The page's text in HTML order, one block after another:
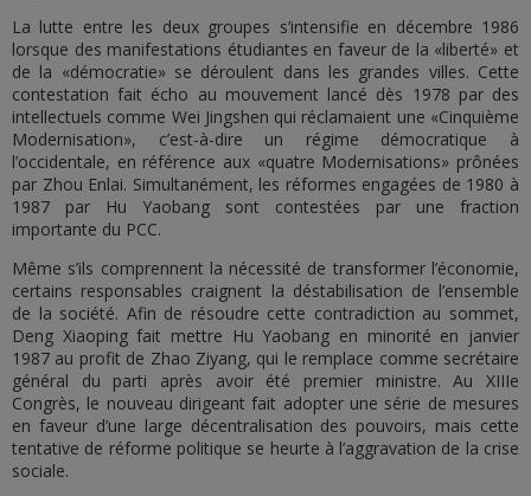
La lutte entre les deux groupes s’intensifie en décembre 1986
lorsque des manifestations étudiantes en faveur de la «liberté» et
de la «démocratie» se déroulent dans les grandes villes. Cette
contestation fait écho au mouvement lancé dès 1978 par des
intellectuels comme Wei Jingshen qui réclamaient une «Cinquième
Modernisation», c’est-à-dire un régime démocratique à
l’occidentale, en référence aux «quatre Modernisations» prônées
par Zhou Enlai. Simultanément, les réformes engagées de 1980 à
1987 par Hu Yaobang sont contestées par une fraction
importante du PCC.
Même s’ils comprennent la nécessité de transformer l’économie,
certains responsables craignent la déstabilisation de l’ensemble
de la société. Afin de résoudre cette contradiction au sommet,
Deng Xiaoping fait mettre Hu Yaobang en minorité en janvier
1987 au profit de Zhao Ziyang, qui le remplace comme secrétaire
général du parti après avoir été premier ministre. Au XIIIe
Congrès, le nouveau dirigeant fait adopter une série de mesures
en faveur d’une large décentralisation des pouvoirs, mais cette
tentative de réforme politique se heurte à l’aggravation de la crise
sociale.